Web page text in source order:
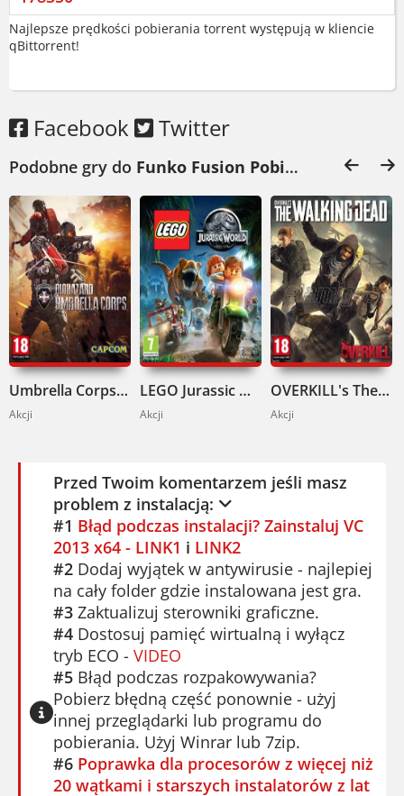
Najlepsze prędkości pobierania torrent występują w kliencie
qBittorrent!
Facebook Twitter
Podobne gry do Funko Fusion Pobierz
Umbrella Corps Pobierz
Akcji
LEGO Jurassic World Pobierz
Akcji
OVERKILL's The Walking Dead Deluxe Edition Pobierz
Akcji
Przed Twoim komentarzem jeśli masz
problem z instalacją:
#1 Błąd podczas instalacji? Zainstaluj VC
2013 x64 - LINK1 i LINK2
#2 Dodaj wyjątek w antywirusie - najlepiej
na cały folder gdzie instalowana jest gra.
#3 Zaktualizuj sterowniki graficzne.
#4 Dostosuj pamięć wirtualną i wyłącz
tryb ECO - VIDEO
#5 Błąd podczas rozpakowywania?
Pobierz błędną część ponownie - użyj
innej przeglądarki lub programu do
pobierania. Użyj Winrar lub 7zip.
#6 Poprawka dla procesorów z więcej niż
20 wątkami i starszych instalatorów z lat